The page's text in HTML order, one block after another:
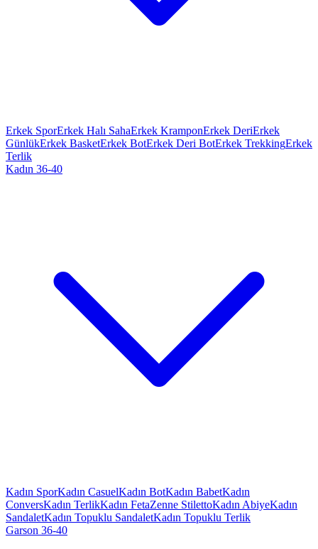
Erkek SporErkek Halı SahaErkek KramponErkek DeriErkek
GünlükErkek BasketErkek BotErkek Deri BotErkek TrekkingErkek
Terlik
Kadın 36-40
Kadın SporKadın CasuelKadın BotKadın BabetKadın
ConversKadın TerlikKadın FetaZenne StilettoKadın AbiyeKadın
SandaletKadın Topuklu SandaletKadın Topuklu Terlik
Garson 36-40